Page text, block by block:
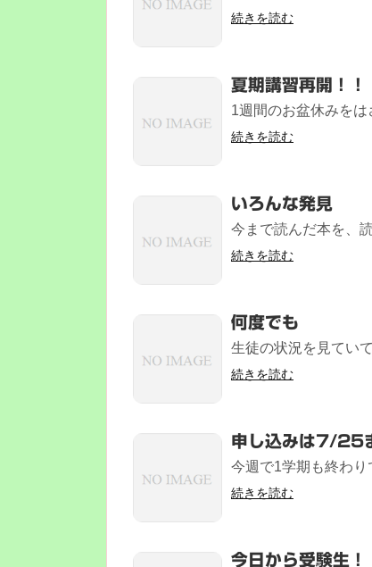
続きを読む
夏期講習再開！！
1週間のお盆休みを
続きを読む
いろんな発見
今まで読んだ本を、
続きを読む
何度でも
生徒の状況を見てい
続きを読む
申し込みは7/25
今週で1学期も終わ
続きを読む
今日から受験生！